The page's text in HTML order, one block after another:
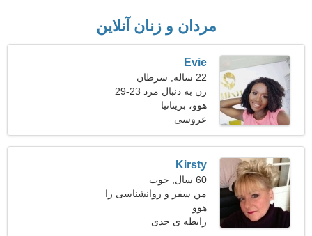
مردان و زنان آنلاین
Evie
22 ساله, سرطان
زن به دنبال مرد 23-29
هوو، بریتانیا
عروسی
Kirsty
60 سال, حوت
من سفر و روانشناسی را
ترجیح می دهم
هوو
رابطه ی جدی